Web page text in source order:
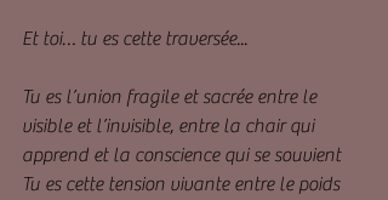
Et toi… tu es cette traversée...
Tu es l’union fragile et sacrée entre le
visible et l’invisible, entre la chair qui
apprend et la conscience qui se souvient
Tu es cette tension vivante entre le poids